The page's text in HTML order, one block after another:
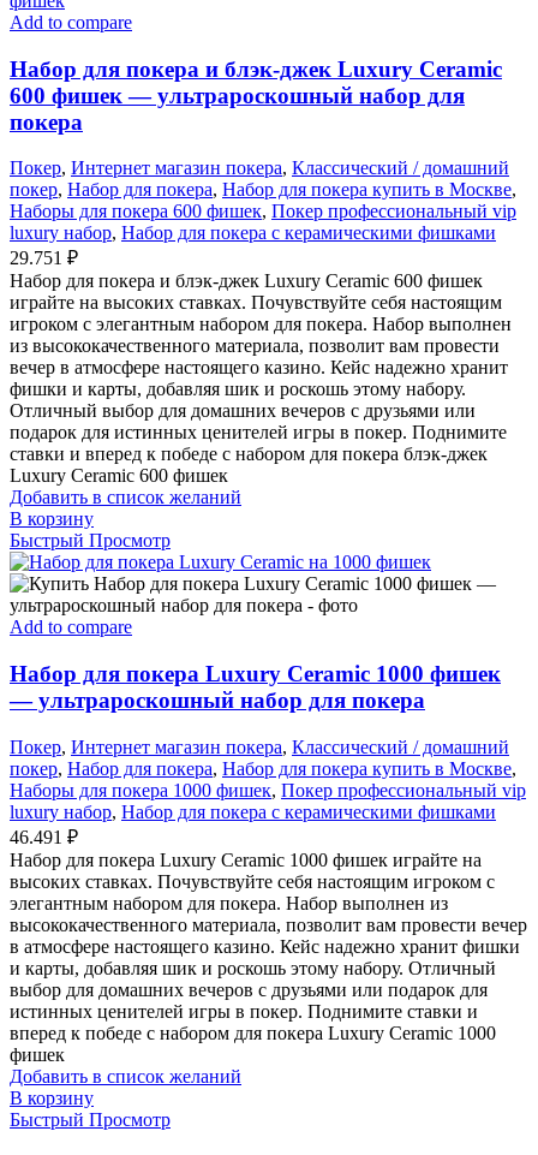
Add to compare
Набор для покера и блэк-джек Luxury Ceramic
600 фишек — ультрароскошный набор для
покера
Покер, Интернет магазин покера, Классический / домашний
покер, Набор для покера, Набор для покера купить в Москве,
Наборы для покера 600 фишек, Покер профессиональный vip
luxury набор, Набор для покера с керамическими фишками
29.751 ₽
Набор для покера и блэк-джек Luxury Ceramic 600 фишек
играйте на высоких ставках. Почувствуйте себя настоящим
игроком с элегантным набором для покера. Набор выполнен
из высококачественного материала, позволит вам провести
вечер в атмосфере настоящего казино. Кейс надежно хранит
фишки и карты, добавляя шик и роскошь этому набору.
Отличный выбор для домашних вечеров с друзьями или
подарок для истинных ценителей игры в покер. Поднимите
ставки и вперед к победе с набором для покера блэк-джек
Luxury Ceramic 600 фишек
Добавить в список желаний
В корзину
Быстрый Просмотр
Add to compare
Набор для покера Luxury Ceramic 1000 фишек
— ультрароскошный набор для покера
Покер, Интернет магазин покера, Классический / домашний
покер, Набор для покера, Набор для покера купить в Москве,
Наборы для покера 1000 фишек, Покер профессиональный vip
luxury набор, Набор для покера с керамическими фишками
46.491 ₽
Набор для покера Luxury Ceramic 1000 фишек играйте на
высоких ставках. Почувствуйте себя настоящим игроком с
элегантным набором для покера. Набор выполнен из
высококачественного материала, позволит вам провести вечер
в атмосфере настоящего казино. Кейс надежно хранит фишки
и карты, добавляя шик и роскошь этому набору. Отличный
выбор для домашних вечеров с друзьями или подарок для
истинных ценителей игры в покер. Поднимите ставки и
вперед к победе с набором для покера Luxury Ceramic 1000
фишек
Добавить в список желаний
В корзину
Быстрый Просмотр